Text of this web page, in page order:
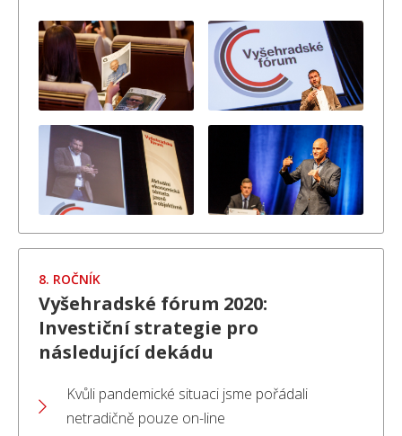
8. ROČNÍK
Vyšehradské fórum 2020:
Investiční strategie pro
následující dekádu
Kvůli pandemické situaci jsme pořádali
netradičně pouze on-line